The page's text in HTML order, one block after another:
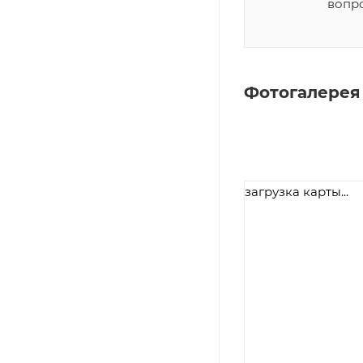
Фотогалерея
загрузка карты...